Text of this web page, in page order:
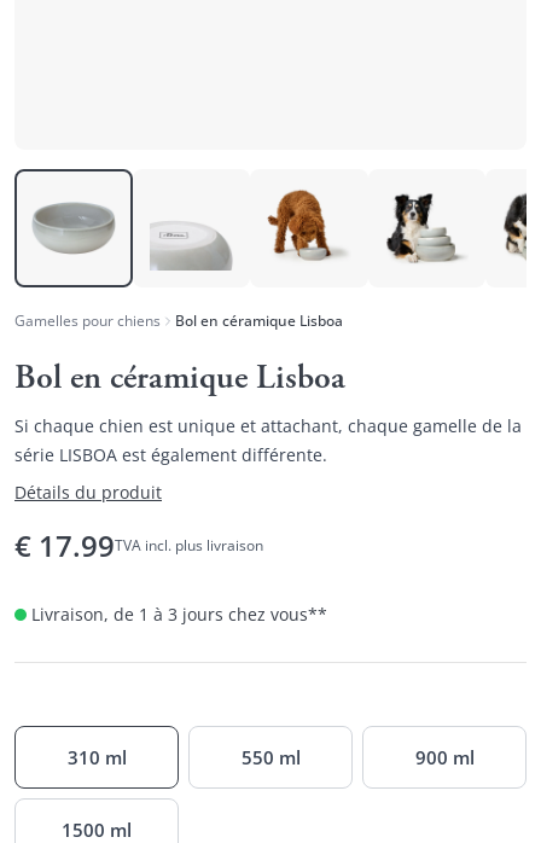
Gamelles pour chiens Bol en céramique Lisboa
Bol en céramique Lisboa
Si chaque chien est unique et attachant, chaque gamelle de la
série LISBOA est également différente.
Détails du produit
€ 17.99TVA incl. plus livraison
Livraison, de 1 à 3 jours chez vous**
310 ml 550 ml 900 ml
1500 ml